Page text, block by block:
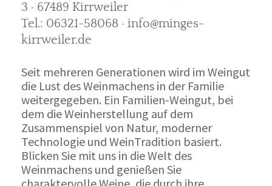
3 · 67489 Kirrweiler
Tel.: 06321-58068 · info@minges-
kirrweiler.de
Seit mehreren Generationen wird im Weingut
die Lust des Weinmachens in der Familie
weitergegeben. Ein Familien-Weingut, bei
dem die Weinherstellung auf dem
Zusammenspiel von Natur, moderner
Technologie und WeinTradition basiert.
Blicken Sie mit uns in die Welt des
Weinmachens und genießen Sie